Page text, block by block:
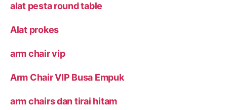
alat pesta round table
Alat prokes
arm chair vip
Arm Chair VIP Busa Empuk
arm chairs dan tirai hitam